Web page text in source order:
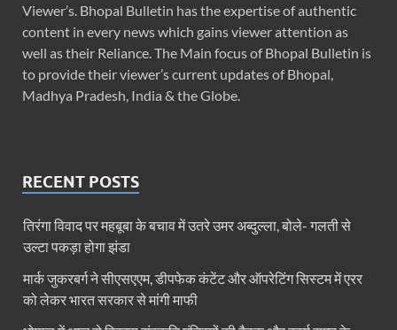
Viewer’s. Bhopal Bulletin has the expertise of authentic
content in every news which gains viewer attention as
well as their Reliance. The Main focus of Bhopal Bulletin is
to provide their viewer’s current updates of Bhopal,
Madhya Pradesh, India & the Globe.
RECENT POSTS
तिरंगा विवाद पर महबूबा के बचाव में उतरे उमर अब्दुल्ला, बोले- गलती से
उल्टा पकड़ा होगा झंडा
मार्क जुकरबर्ग ने सीएसएएम, डीपफेक कंटेंट और ऑपरेटिंग सिस्टम में एरर
को लेकर भारत सरकार से मांगी माफी